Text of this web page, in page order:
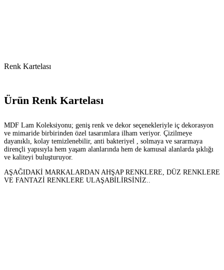
Renk Kartelası
Ürün Renk Kartelası
MDF Lam Koleksiyonu; geniş renk ve dekor seçenekleriyle iç dekorasyon
ve mimaride birbirinden özel tasarımlara ilham veriyor. Çizilmeye
dayanıklı, kolay temizlenebilir, anti bakteriyel , solmaya ve sararmaya
dirençli yapısıyla hem yaşam alanlarında hem de kamusal alanlarda şıklığı
ve kaliteyi buluşturuyor.
AŞAĞIDAKİ MARKALARDAN AHŞAP RENKLERE, DÜZ RENKLERE
VE FANTAZİ RENKLERE ULAŞABİLİRSİNİZ..